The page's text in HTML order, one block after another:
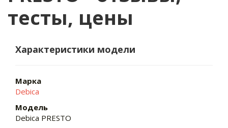
тесты, цены
Характеристики модели
Марка
Debica
Модель
Debica PRESTO